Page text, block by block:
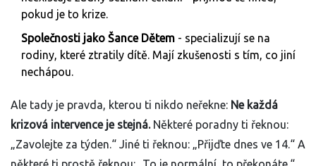
pokud je to krize.
Společnosti jako Šance Dětem - specializují se na
rodiny, které ztratily dítě. Mají zkušenosti s tím, co jiní
nechápou.
Ale tady je pravda, kterou ti nikdo neřekne: Ne každá
krizová intervence je stejná.Některé poradny ti řeknou:
„Zavolejte za týden.“ Jiné ti řeknou: „Přijďte dnes ve 14.“ A